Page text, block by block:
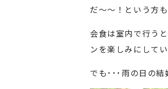
だ～～！という方
会食は室内で行う
ンを楽しみにして
でも･･･雨の日の